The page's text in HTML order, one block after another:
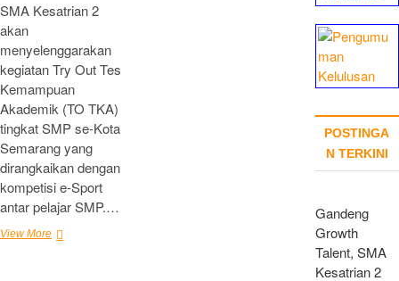
SMA Kesatrian 2
akan
menyelenggarakan
kegiatan Try Out Tes
Kemampuan
Akademik (TO TKA)
tingkat SMP se-Kota
Semarang yang
dirangkaikan dengan
kompetisi e-Sport
antar pelajar SMP.…
View MoreTry
POSTINGA
N TERKINI
Gandeng
Growth
Talent, SMA
Kesatrian 2